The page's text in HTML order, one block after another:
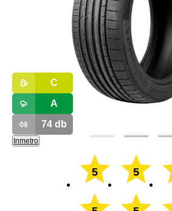
C
A
74db
Inmetro
5 5